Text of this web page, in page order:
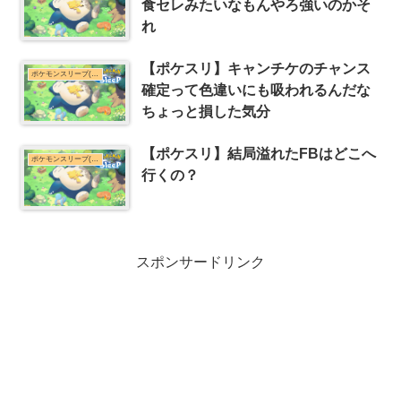
食セレみたいなもんやろ強いのかそ
れ
ポケモンスリープ(ポケスリ)まとめ
【ポケスリ】キャンチケのチャンス
確定って色違いにも吸われるんだな
ちょっと損した気分
【ポケスリ】結局溢れたFBはどこへ
行くの？
スポンサードリンク